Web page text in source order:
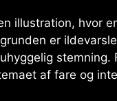
illustration, hvor
er
af fare og